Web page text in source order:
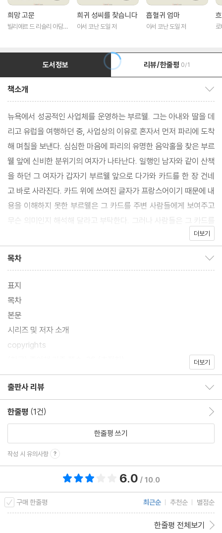
희망 고문
빌리에르 드 리슬리 아담
희귀 성씨를 찾습니다
아서 코난 도일 저
흡혈귀 엄마
아서 코난 도일 저
도서정보 리뷰/한줄평 0/1
책소개
뉴욕에서 성공적인 사업체를 운영하는 부르웰. 그는 아내와 딸을 데
리고 유럽을 여행하던 중, 사업상의 이유로 혼자서 먼저 파리에 도착
해 며칠을 보낸다. 심심한 마음에 파리의 유명한 음악홀을 찾은 부르
웰 앞에 신비한 분위기의 여자가 나타난다. 일행인 남자와 같이 산책
을 하던 그 여자가 갑자기 부르웰 앞으로 다가와 카드를 한 장 건네
고 바로 사라진다. 카드 위에 쓰여진 글자가 프랑스어이기 때문에 내
용을 이해하지 못한 부르웰은 그 카드를 주변 사람들에게 보여주고
무슨 의미인지 해석해 달라고 부탁한다. 그러나 사람들은 그 카드를
지 않은 열린 결말을 가지고 있다. '카드의 수수께끼 (The Mysteri
ous Card Unveiled)' 는 유사한 제목으로 후일 같은 저자에 의해
서 발표되었다. (두 작품 모두 2021년 5월, 위즈덤커넥트 펴냄)
더보기
목차
표지
목차
본문
시리즈 및 저자 소개
copyrights
더보기
출판사 리뷰
한줄평 (1건)
한줄평 쓰기
작성 시 유의사항
6.0 / 10.0
구매 한줄평 최근순 추천순 별점순
한줄평 전체보기